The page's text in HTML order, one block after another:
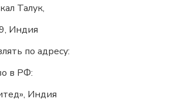
Талук,
Индия
по адресу:
в РФ:
Индия